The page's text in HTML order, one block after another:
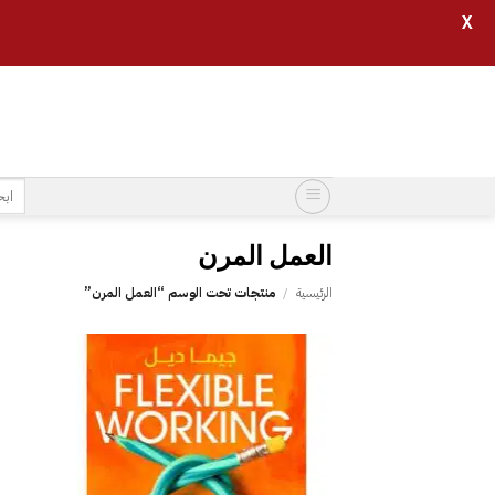
البحث
عن:
الرئيسية / منتجات تحت الوسم “‎العمل المرن‎”
إلى
قائمة
الرغبات
X